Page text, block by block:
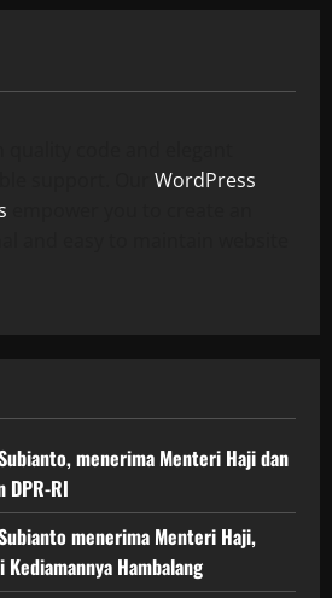
WordPress
menerima Menteri Haji dan
DPR-RI
menerima Menteri Haji,
Kediamannya Hambalang